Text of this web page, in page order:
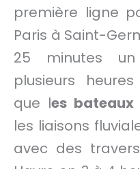
première ligne
Paris à Saint-
25 minutes
plusieurs
que les
les liaisons
avec des